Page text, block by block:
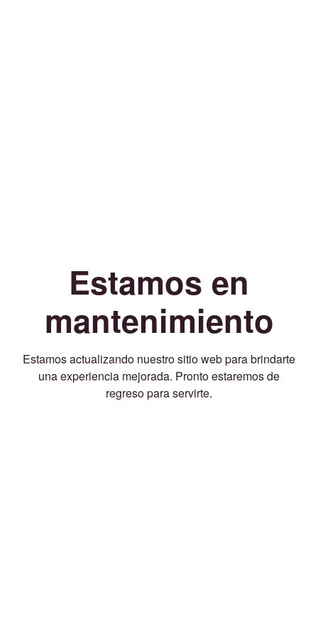
Estamos en
mantenimiento
Estamos actualizando nuestro sitio web para brindarte
una experiencia mejorada. Pronto estaremos de
regreso para servirte.